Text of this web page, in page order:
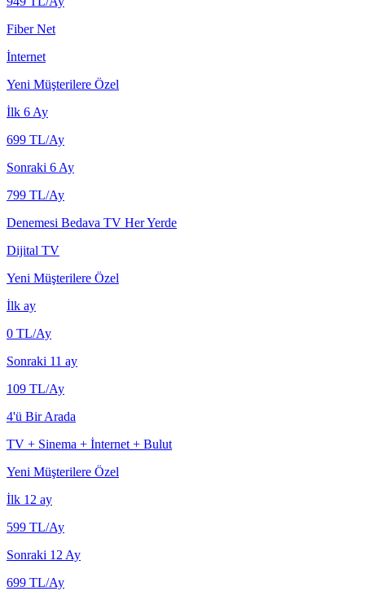
Fiber Net
İnternet
Yeni Müşterilere Özel
İlk 6 Ay
699 TL/Ay
Sonraki 6 Ay
799 TL/Ay
Denemesi Bedava TV Her Yerde
Dijital TV
Yeni Müşterilere Özel
İlk ay
0 TL/Ay
Sonraki 11 ay
109 TL/Ay
4'ü Bir Arada
TV + Sinema + İnternet + Bulut
Yeni Müşterilere Özel
İlk 12 ay
599 TL/Ay
Sonraki 12 Ay
699 TL/Ay